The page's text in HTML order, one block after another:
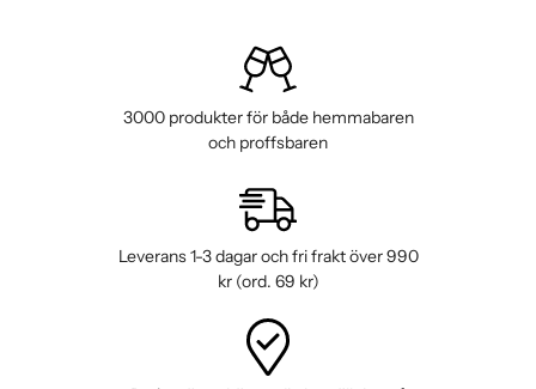
3000 produkter för både hemmabaren
och proffsbaren
Leverans 1-3 dagar och fri frakt över 990
kr (ord. 69 kr)